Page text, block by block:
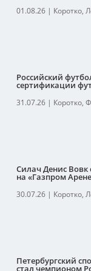
01.08.26| Коротко,
Российский
сертификации
31.07.26| Коротко,
Силач Денис Вовк
на «Газпром
30.07.26| Коротко,
Петербургский